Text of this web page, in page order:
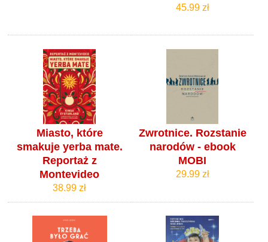
45.99 zł
Miasto, które
smakuje yerba mate.
Reportaż z
Montevideo
38.99 zł
Zwrotnice. Rozstanie
narodów - ebook
MOBI
29.99 zł